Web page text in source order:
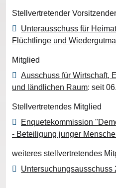
Stellvertretender Vorsitzender
Unterausschuss für
Flüchtlinge und
Mitglied
Ausschuss für Wirtschaft,
und ländlichen Raum: seit
Stellvertretendes Mitglied
Enquetekommission
- Beteiligung junger
weiteres stellvertretendes
Untersuchungsausschuss